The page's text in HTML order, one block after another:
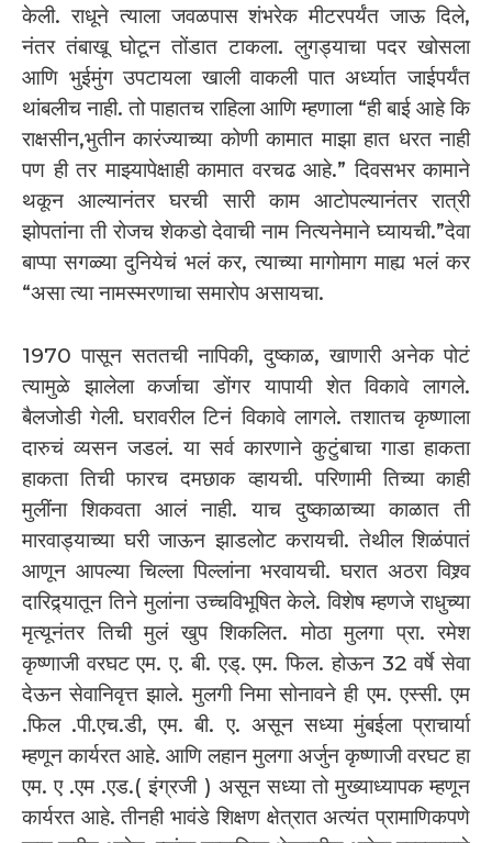
केली. राधूने त्याला जवळपास शंभरेक मीटरपर्यंत जाऊ दिले,
नंतर तंबाखू घोटून तोंडात टाकला. लुगड्याचा पदर खोसला
आणि भुईमुंग उपटायला खाली वाकली पात अर्ध्यात जाईपर्यंत
थांबलीच नाही. तो पाहातच राहिला आणि म्हणाला “ही बाई आहे कि
राक्षसीन,भुतीन कारंज्याच्या कोणी कामात माझा हात धरत नाही
पण ही तर माझ्यापेक्षाही कामात वरचढ आहे.” दिवसभर कामाने
थकून आल्यानंतर घरची सारी काम आटोपल्यानंतर रात्री
झोपतांना ती रोजच शेकडो देवाची नाम नित्यनेमाने घ्यायची.”देवा
बाप्पा सगळ्या दुनियेचं भलं कर, त्याच्या मागोमाग माह्य भलं कर
“असा त्या नामस्मरणाचा समारोप असायचा.
1970 पासून सततची नापिकी, दुष्काळ, खाणारी अनेक पोटं
त्यामुळे झालेला कर्जाचा डोंगर यापायी शेत विकावे लागले.
बैलजोडी गेली. घरावरील टिनं विकावे लागले. तशातच कृष्णाला
दारुचं व्यसन जडलं. या सर्व कारणाने कुटुंबाचा गाडा हाकता
हाकता तिची फारच दमछाक व्हायची. परिणामी तिच्या काही
मुलींना शिकवता आलं नाही. याच दुष्काळाच्या काळात ती
मारवाड्याच्या घरी जाऊन झाडलोट करायची. तेथील शिळंपातं
आणून आपल्या चिल्ला पिल्लांना भरवायची. घरात अठरा विश्र्व
दारिद्र्यातून तिने मुलांना उच्चविभूषित केले. विशेष म्हणजे राधुच्या
मृत्यूनंतर तिची मुलं खुप शिकलित. मोठा मुलगा प्रा. रमेश
कृष्णाजी वरघट एम. ए. बी. एड्. एम. फिल. होऊन 32 वर्षे सेवा
देऊन सेवानिवृत्त झाले. मुलगी निमा सोनावने ही एम. एस्सी. एम
.फिल .पी.एच.डी, एम. बी. ए. असून सध्या मुंबईला प्राचार्या
म्हणून कार्यरत आहे. आणि लहान मुलगा अर्जुन कृष्णाजी वरघट हा
एम. ए .एम .एड.( इंग्रजी ) असून सध्या तो मुख्याध्यापक म्हणून
कार्यरत आहे. तीनही भावंडे शिक्षण क्षेत्रात अत्यंत प्रामाणिकपणे